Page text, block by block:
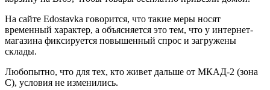
На сайте Edostavka говорится, что такие меры носят
временный характер, а объясняется это тем, что у интернет-
магазина фиксируется повышенный спрос и загружены
склады.
Любопытно, что для тех, кто живет дальше от МКАД-2 (зона
С), условия не изменились.